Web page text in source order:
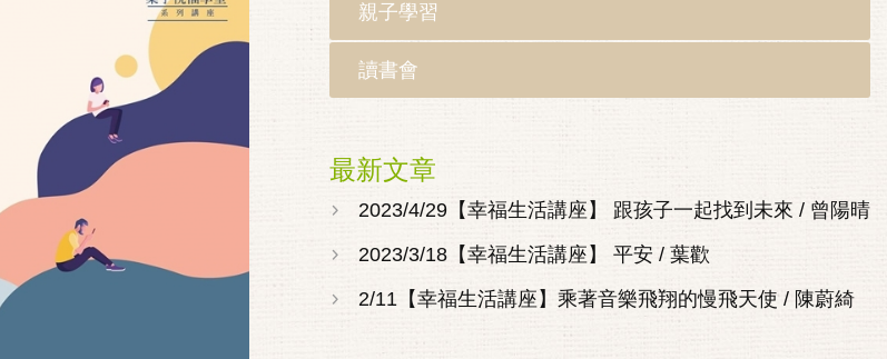
親子學習
讀書會
最新文章
2023/4/29【幸福生活講座】 跟孩子一起找到未來 / 曾陽晴
2023/3/18【幸福生活講座】 平安 / 葉歡
2/11【幸福生活講座】乘著音樂飛翔的慢飛天使 / 陳蔚綺